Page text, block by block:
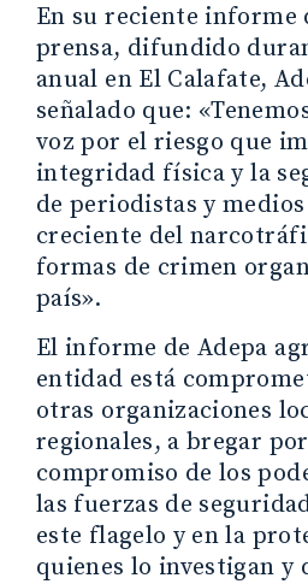
En su reciente informe
prensa, difundido
anual en El Calafate,
señalado que:
voz por el riesgo que
integridad física y la
de periodistas y
creciente del
formas de crimen
país».
El informe de Adepa
entidad está
otras organizaciones
regionales, a bregar
compromiso de los
las fuerzas de
este flagelo y en la
quienes lo investigan y